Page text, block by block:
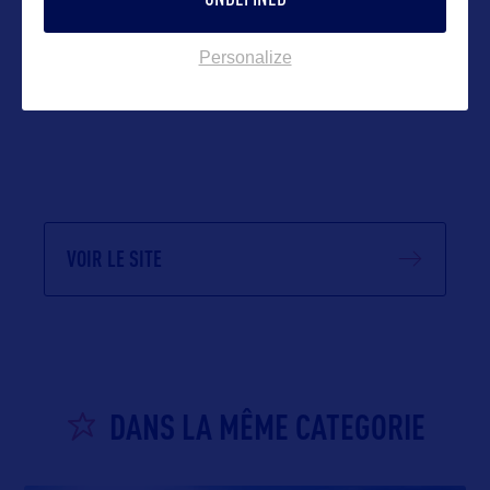
VOIR LE SITE
DANS LA MÊME CATEGORIE
Personalize